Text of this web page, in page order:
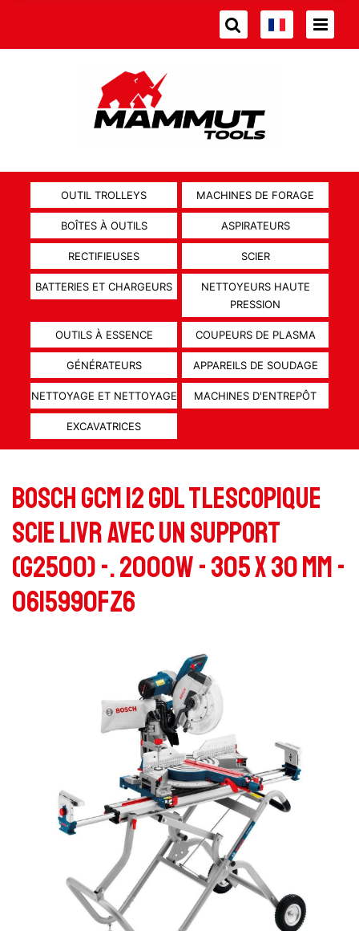
OUTIL TROLLEYS MACHINES DE FORAGE
BOÎTES À OUTILS ASPIRATEURS
RECTIFIEUSES SCIER
BATTERIES ET CHARGEURS
NETTOYEURS HAUTE
PRESSION
OUTILS À ESSENCE COUPEURS DE PLASMA
GÉNÉRATEURS APPAREILS DE SOUDAGE
NETTOYAGE ET NETTOYAGE MACHINES D'ENTREPÔT
EXCAVATRICES
Bosch GCM 12 GDL tlescopique
Scie livr avec un support
(G2500) -. 2000W - 305 x 30 mm -
0615990FZ6